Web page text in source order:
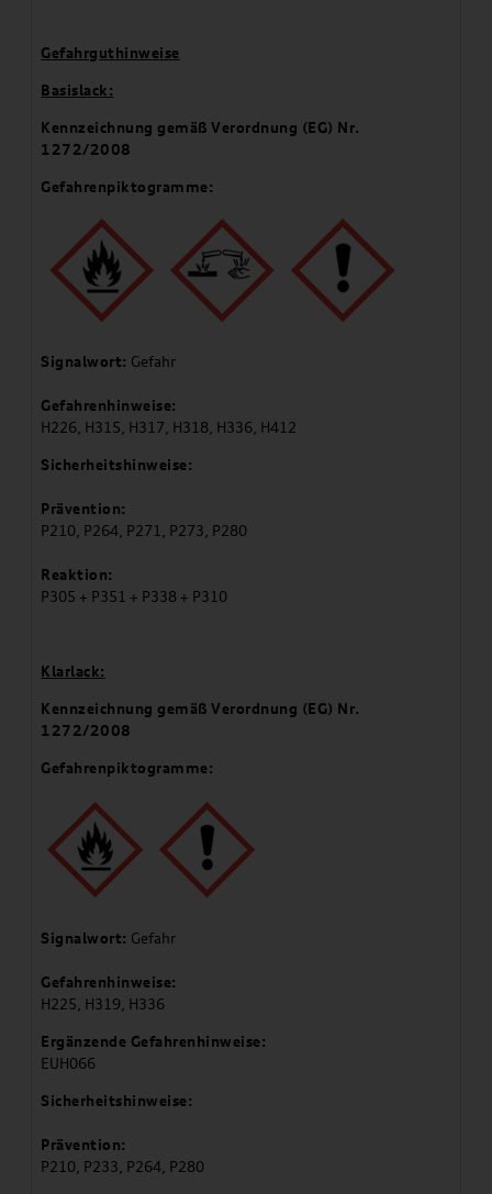
Gefahrguthinweise
Basislack:
Kennzeichnung gemäß Verordnung (EG) Nr.
1272/2008
Gefahrenpiktogramme:
Signalwort: Gefahr
Gefahrenhinweise:
H226, H315, H317, H318, H336, H412
Sicherheitshinweise:
Prävention:
P210, P264, P271, P273, P280
Reaktion:
P305 + P351 + P338 + P310
Klarlack:
Kennzeichnung gemäß Verordnung (EG) Nr.
1272/2008
Gefahrenpiktogramme:
Signalwort: Gefahr
Gefahrenhinweise:
H225, H319, H336
Ergänzende Gefahrenhinweise:
EUH066
Sicherheitshinweise:
Prävention:
P210, P233, P264, P280